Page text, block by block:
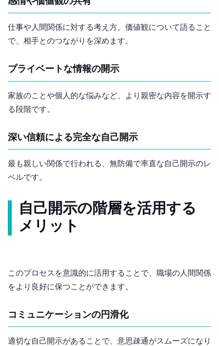
仕事や人間関係に対する考え方、価値観について語ること
で、相手とのつながりを深めます。
プライベートな情報の開示
家族のことや個人的な悩みなど、より親密な内容を開示す
る段階です。
深い信頼による完全な自己開示
最も親しい関係で行われる、無防備で率直な自己開示のレ
ベルです。
自己開示の階層を活用する
メリット
このプロセスを意識的に活用することで、職場の人間関係
をより良好に保つことができます。
コミュニケーションの円滑化
適切な自己開示があることで、意思疎通がスムーズになり